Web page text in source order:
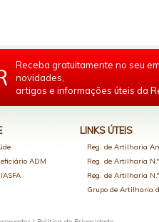
Receba gratuitamente no seu
novidades,
artigos e informações úteis da
ADM
LINKS ÚTEIS
Reg. de Artilharia
Reg. de Artilharia
Reg. de Artilharia
Grupo de Artilharia